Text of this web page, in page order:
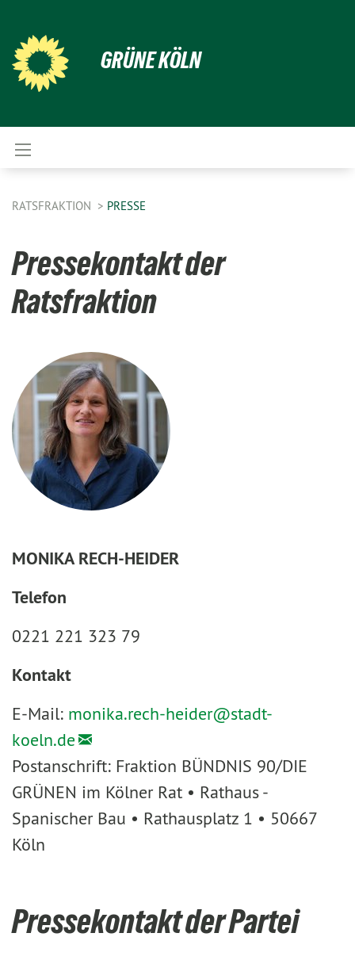
GRÜNE KÖLN
RATSFRAKTION PRESSE
Pressekontakt der
Ratsfraktion
MONIKA RECH-HEIDER
Telefon
0221 221 323 79
Kontakt
E-Mail: monika.rech-heider@stadt-
koeln.de
Postanschrift: Fraktion BÜNDNIS 90/DIE
GRÜNEN im Kölner Rat • Rathaus -
Spanischer Bau • Rathausplatz 1 • 50667
Köln
Pressekontakt der Partei